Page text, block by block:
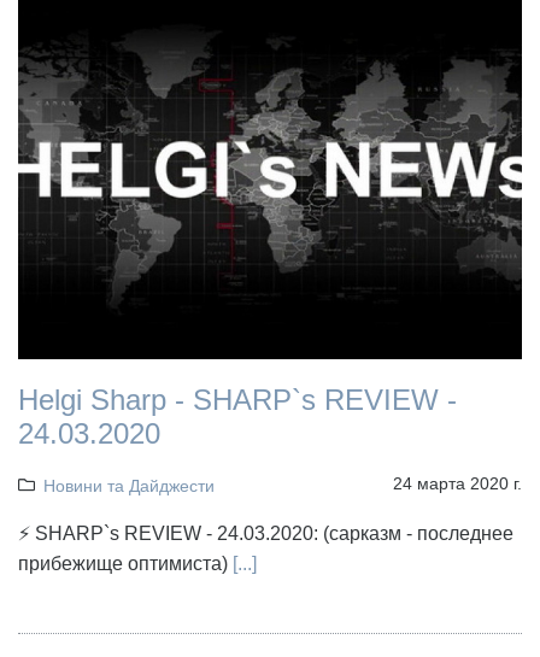
Helgi Sharp - SHARP`s REVIEW -
24.03.2020
Новини та Дайджести 24 марта 2020 г.
⚡ SHARP`s REVIEW - 24.03.2020: (сарказм - последнее
прибежище оптимиста) [...]